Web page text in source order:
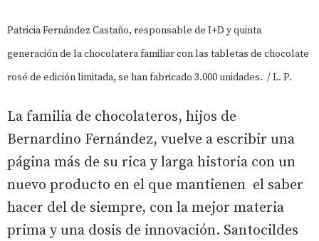
Patricia Fernández Castaño, responsable de I+D y quinta
generación de la chocolatera familiar con las tabletas de chocolate
rosé de edición limitada, se han fabricado 3.000 unidades. / L. P.
La familia de chocolateros, hijos de
Bernardino Fernández, vuelve a escribir una
página más de su rica y larga historia con un
nuevo producto en el que mantienen el saber
hacer del de siempre, con la mejor materia
prima y una dosis de innovación. Santocildes